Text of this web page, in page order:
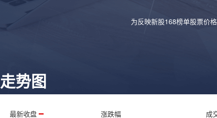
为反映新股168榜单股票价
走势图
最新收盘 涨跌幅 成